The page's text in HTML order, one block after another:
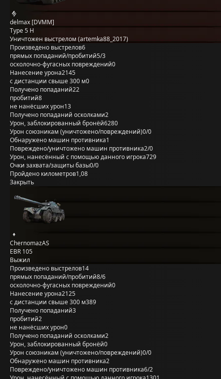
delmax [DVMM]
Type 5 H
Уничтожен выстрелом (artemka88_2017)
Произведено выстрелов6
прямых попаданий/пробитий5/3
осколочно-фугасных повреждений0
Нанесение урона2145
с дистанции свыше 300 м0
Получено попаданий22
пробитий8
не нанёсших урон13
Получено попаданий осколками2
Урон, заблокированный бронёй6280
Урон союзникам (уничтожено/повреждений)0/0
Обнаружено машин противника1
Повреждено/уничтожено машин противника2/0
Урон, нанесённый с помощью данного игрока729
Очки захвата/защиты базы0/0
Пройдено километров1,08
Закрыть
ChernomazAS
EBR 105
Выжил
Произведено выстрелов14
прямых попаданий/пробитий8/6
осколочно-фугасных повреждений0
Нанесение урона2125
с дистанции свыше 300 м389
Получено попаданий3
пробитий2
не нанёсших урон0
Получено попаданий осколками2
Урон, заблокированный бронёй0
Урон союзникам (уничтожено/повреждений)0/0
Обнаружено машин противника2
Повреждено/уничтожено машин противника6/2